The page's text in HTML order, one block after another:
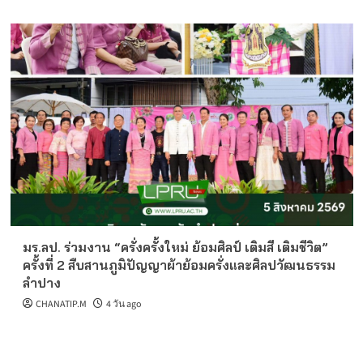
มร.ลป. ร่วมงาน “ครั่งครั้งใหม่ ย้อมศิลป์ เติมสี เติมชีวิต”
ครั้งที่ 2 สืบสานภูมิปัญญาผ้าย้อมครั่งและศิลปวัฒนธรรม
ลำปาง
CHANATIP.M 4 วัน ago